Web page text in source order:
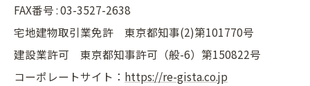
FAX番号 :03-3527-2638
宅地建物取引業免許 東京都知事(2)第101770号
建設業許可 東京都知事許可（般-6）第150822号
コーポレートサイト： https://re-gista.co.jp